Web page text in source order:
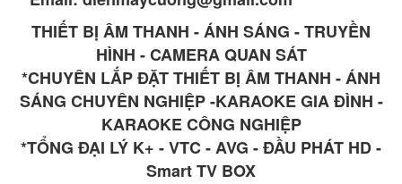
THIẾT BỊ ÂM THANH - ÁNH SÁNG - TRUYỀN
HÌNH - CAMERA QUAN SÁT
*CHUYÊN LẮP ĐẶT THIẾT BỊ ÂM THANH - ÁNH
SÁNG CHUYÊN NGHIỆP -KARAOKE GIA ĐÌNH -
KARAOKE CÔNG NGHIỆP
*TỔNG ĐẠI LÝ K+ - VTC - AVG - ĐẦU PHÁT HD -
Smart TV BOX